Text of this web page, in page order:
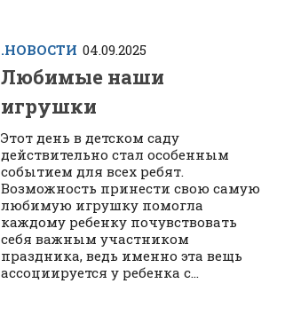
.НОВОСТИ 04.09.2025
Любимые наши
игрушки
Этот день в детском саду
действительно стал особенным
событием для всех ребят.
Возможность принести свою самую
любимую игрушку помогла
каждому ребенку почувствовать
себя важным участником
праздника, ведь именно эта вещь
ассоциируется у ребенка с...